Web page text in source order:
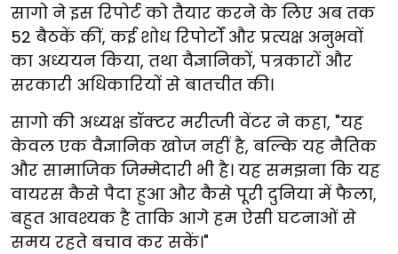
सागो ने इस रिपोर्ट को तैयार करने के लिए अब तक
52 बैठकें कीं, कई शोध रिपोर्टों और प्रत्यक्ष अनुभवों
का अध्ययन किया, तथा वैज्ञानिकों, पत्रकारों और
सरकारी अधिकारियों से बातचीत की।
सागो की अध्यक्ष डॉक्टर मरीत्जी वेंटर ने कहा, "यह
केवल एक वैज्ञानिक खोज नहीं है, बल्कि यह नैतिक
और सामाजिक जिम्मेदारी भी है। यह समझना कि यह
वायरस कैसे पैदा हुआ और कैसे पूरी दुनिया में फैला,
बहुत आवश्यक है ताकि आगे हम ऐसी घटनाओं से
समय रहते बचाव कर सकें।"